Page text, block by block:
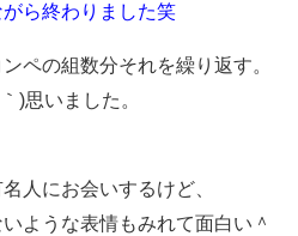
ら終わりました笑
ペの組数分それを繰り返す。
)思いました。
人にお会いするけど、
ような表情もみれて面白い＾